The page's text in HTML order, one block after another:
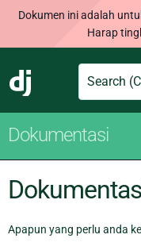
Dokumen ini adalah
Harap
Django
Search
Dokumentasi
Apapun yang perlu anda